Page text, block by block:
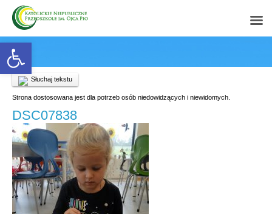
Open toolbar
Słuchaj tekstu
Strona dostosowana jest dla potrzeb osób niedowidzących i niewidomych.
DSC07838